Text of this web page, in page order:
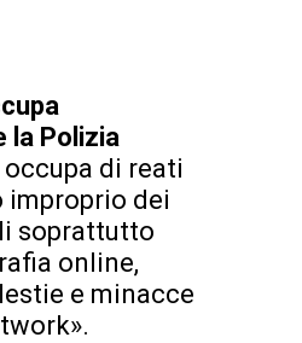
la Polizia
occupa di reati
improprio dei
soprattutto
online,
e minacce